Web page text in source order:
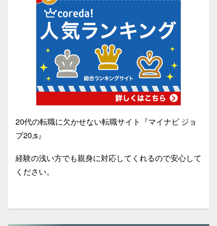
20代の転職に欠かせない転職サイト『マイナビ ジョ
ブ20,s』
経験の浅い方でも親身に対応してくれるので安心して
ください。